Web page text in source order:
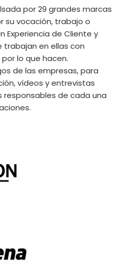
por 29 grandes marcas
su vocación, trabajo o
Experiencia de Cliente y
trabajan en ellas con
lo que hacen.
de las empresas, para
vídeos y entrevistas
responsables de cada una